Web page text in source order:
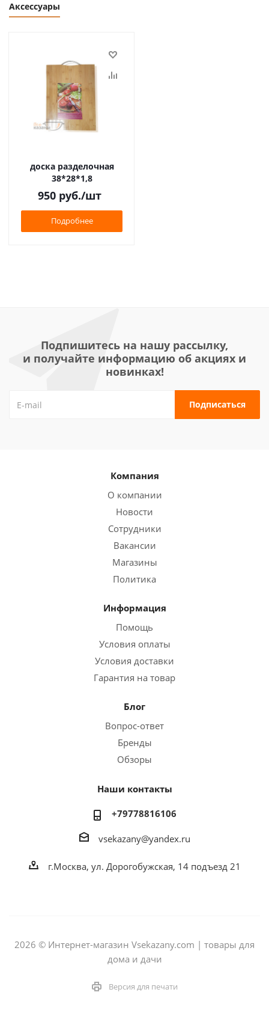
Аксессуары
доска разделочная
38*28*1,8
950 руб./шт
Подробнее
Подпишитесь на нашу рассылку,
и получайте информацию об акциях и
новинках!
Компания
О компании
Новости
Сотрудники
Вакансии
Магазины
Политика
Информация
Помощь
Условия оплаты
Условия доставки
Гарантия на товар
Блог
Вопрос-ответ
Бренды
Обзоры
Наши контакты
+79778816106
vsekazany@yandex.ru
г.Москва, ул. Дорогобужская, 14 подъезд 21
2026 © Интернет-магазин Vsekazany.com | товары для
дома и дачи
Версия для печати